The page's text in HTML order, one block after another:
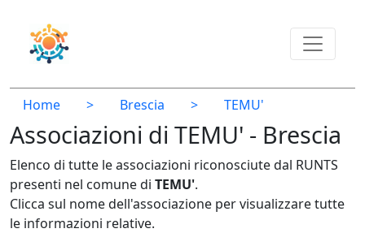
Home > Brescia > TEMU'
Associazioni di TEMU' - Brescia
Elenco di tutte le associazioni riconosciute dal RUNTS
presenti nel comune di TEMU'.
Clicca sul nome dell'associazione per visualizzare tutte
le informazioni relative.